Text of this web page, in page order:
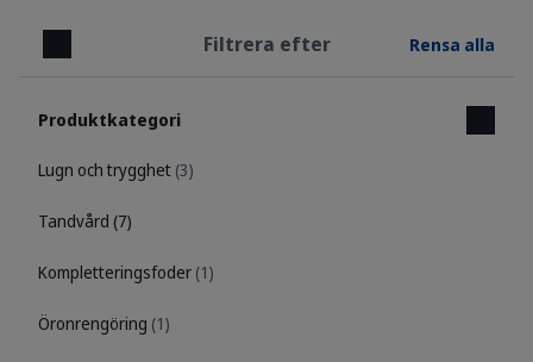
Stäng Filtrera efter Rensa alla
Produktkategori
Lugn och trygghet (3)
Tandvård (7)
Kompletteringsfoder (1)
Öronrengöring (1)